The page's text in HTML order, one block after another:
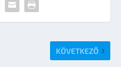
KÖVETKEZŐ